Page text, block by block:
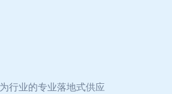
行业的专业落地式供应